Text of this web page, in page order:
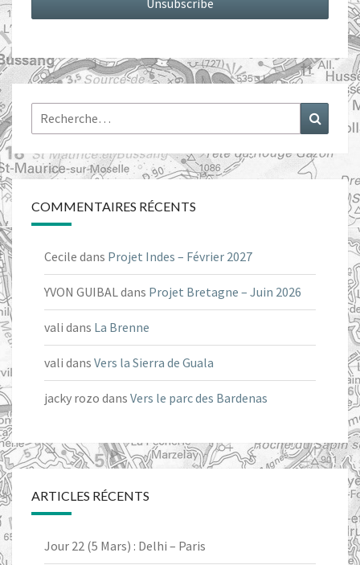
Rechercher :
COMMENTAIRES RÉCENTS
Cecile dans Projet Indes – Février 2027
YVON GUIBAL dans Projet Bretagne – Juin 2026
vali dans La Brenne
vali dans Vers la Sierra de Guala
jacky rozo dans Vers le parc des Bardenas
ARTICLES RÉCENTS
Jour 22 (5 Mars) : Delhi – Paris